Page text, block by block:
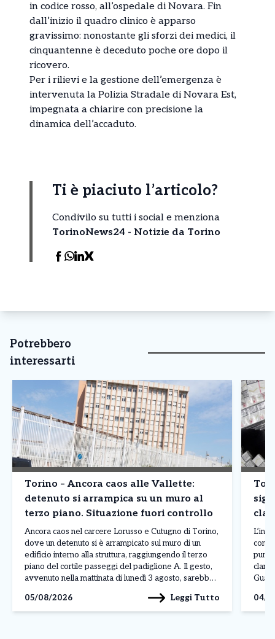
in codice rosso, all’ospedale di Novara. Fin
dall’inizio il quadro clinico è apparso
gravissimo: nonostante gli sforzi dei medici, il
cinquantenne è deceduto poche ore dopo il
ricovero.
Per i rilievi e la gestione dell’emergenza è
intervenuta la Polizia Stradale di Novara Est,
impegnata a chiarire con precisione la
dinamica dell’accaduto.
Ti è piaciuto l’articolo?
Condivilo su tutti i social e menziona
TorinoNews24 - Notizie da Torino
Potrebbero
interessarti
Torino – Ancora caos alle Vallette:
detenuto si arrampica su un muro al
terzo piano. Situazione fuori controllo
Ancora caos nel carcere Lorusso e Cutugno di Torino,
dove un detenuto si è arrampicato sul muro di un
edificio interno alla struttura, raggiungendo il terzo
piano del cortile passeggi del padiglione A. Il gesto,
avvenuto nella mattinata di lunedì 3 agosto, sarebbe
ancora stati […]
05/08/2026 Leggi Tutto 04/